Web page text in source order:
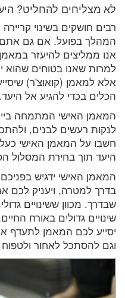
לא מצליחים להחליט?
רבים חושקים בשינוי
המהלך בפועל. אם גם אתם
אנו ממליצים להיעזר במאמן
למרות שאנו בטוחים שהוא
אלא למאמן (קואוצ'ר)
הכלים בכדי להגיע אל היעד.
המאמן האישי המתמחה
לנקות רעשים לבנים,
חשבו על המאמן האישי כעל
היעד תוך בחירת המסלול
המאמן האישי ידגיש
בדרך למטרה, ויעניק לכם
שבדרך. מכוון ששינויים
שינויים גדולים באורח
יסייע לכם המאמן לתעדף
וגם להסתכל לאחור